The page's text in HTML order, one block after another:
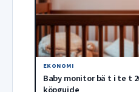
EKONOMI
Baby monitor bä t i te t 2026